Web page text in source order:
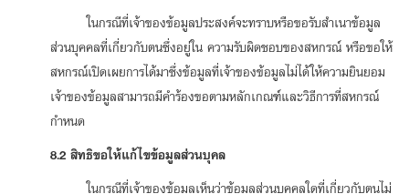
ในกรณีที่เจ้าของข้อมูลประสงค์จะทราบหรือขอรับสำเนาข้อมูล
ส่วนบุคคลที่เกี่ยวกับตนซึ่งอยู่ใน ความรับผิดชอบของสหกรณ์ หรือขอให้
สหกรณ์เปิดเผยการได้มาซึ่งข้อมูลที่เจ้าของข้อมูลไม่ได้ให้ความยินยอม
เจ้าของข้อมูลสามารถมีคำร้องขอตามหลักเกณฑ์และวิธีการที่สหกรณ์
กำหนด
8.2 สิทธิขอให้แก้ไขข้อมูลส่วนบุคล
ในกรณีที่เจ้าของข้อมูลเห็นว่าข้อมูลส่วนบุคคลใดที่เกี่ยวกับตนไม่